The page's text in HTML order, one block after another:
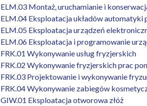
ELM.03 Montaż, uruchamianie i
ELM.04 Eksploatacja układów automatyki
ELM.05 Eksploatacja urządzeń
ELM.06 Eksploatacja i programowanie
FRK.01 Wykonywanie usług fryzjerskich
FRK.02 Wykonywanie fryzjerskich prac
FRK.03 Projektowanie i wykonywanie
FRK.04 Wykonywanie zabiegów
GIW.01 Eksploatacja otworowa złóż